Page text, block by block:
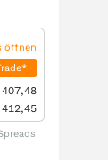
öffnen
407,48
412,45